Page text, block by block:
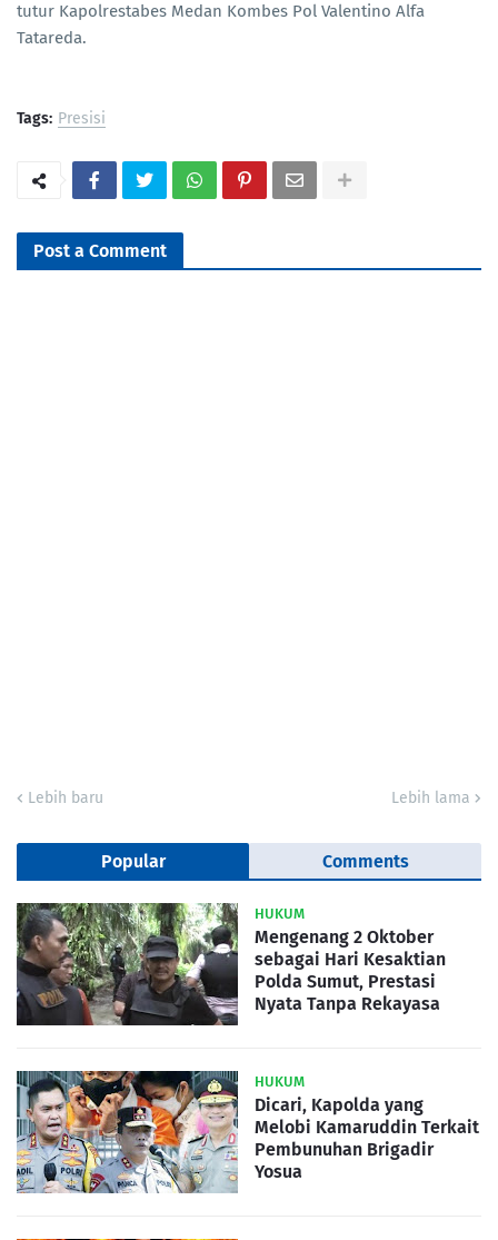
tutur Kapolrestabes Medan Kombes Pol Valentino Alfa
Tatareda.
Tags: Presisi
Post a Comment
Lebih baru Lebih lama
Popular Comments
HUKUM
Mengenang 2 Oktober
sebagai Hari Kesaktian
Polda Sumut, Prestasi
Nyata Tanpa Rekayasa
HUKUM
Dicari, Kapolda yang
Melobi Kamaruddin Terkait
Pembunuhan Brigadir
Yosua